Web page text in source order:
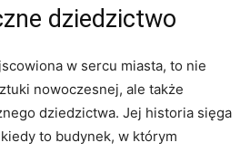
dziedzictwo
w sercu miasta, to nie
​nowoczesnej, ale ‌także
dziedzictwa. Jej historia sięga
to budynek, w którym